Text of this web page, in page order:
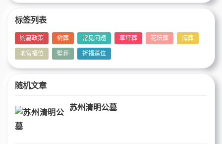
标签列表
购墓政策 树葬 常见问题 草坪葬 花坛葬 海葬
地宫福位 壁葬 祈福莲位
随机文章
苏州清明公墓